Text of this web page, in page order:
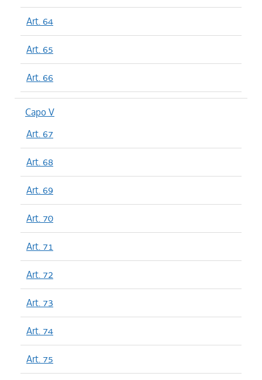
Art. 64
Art. 65
Art. 66
Capo V
Art. 67
Art. 68
Art. 69
Art. 70
Art. 71
Art. 72
Art. 73
Art. 74
Art. 75